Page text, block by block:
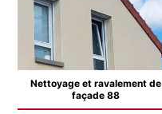
Nettoyage et ravalement de
façade 88